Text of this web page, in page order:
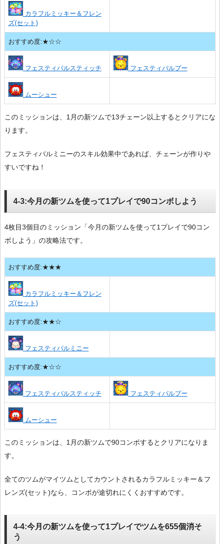
カラフルミッキー＆フレン
ズ(セット)
おすすめ度:★☆☆
フェスティバルスティッチ フェスティバルプー
ムーシュー
このミッションは、1月の新ツムで13チェーン以上するとクリアにな
ります。
フェスティバルミニーのスキル効果中であれば、チェーンが作りや
すいですね！
4-3:今月の新ツムを使って1プレイで90コンボしよう
4枚目3個目のミッション「今月の新ツムを使って1プレイで90コン
ボしよう」の攻略法です。
おすすめ度:★★★
カラフルミッキー＆フレン
ズ(セット)
おすすめ度:★★☆
フェスティバルミニー
おすすめ度:★☆☆
フェスティバルスティッチ フェスティバルプー
ムーシュー
このミッションは、1月の新ツムで90コンボするとクリアになりま
す。
全てのツムがマイツムとしてカウントされるカラフルミッキー＆フ
レンズ(セット)なら、コンボが途切れにくくおすすめです。
4-4:今月の新ツムを使って1プレイでツムを655個消そ
う